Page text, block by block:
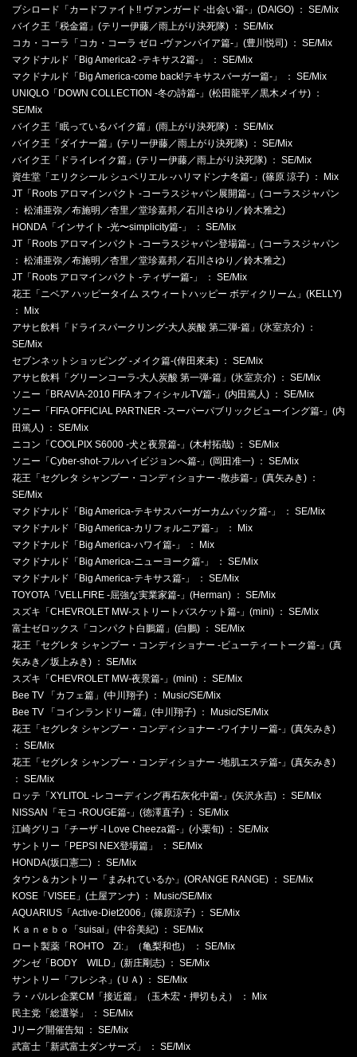
ブシロード「カードファイト!! ヴァンガード -出会い篇-」(DAIGO) ： SE/Mix
バイク王「税金篇」(テリー伊藤／雨上がり決死隊) ： SE/Mix
コカ・コーラ「コカ・コーラ ゼロ -ヴァンパイア篇-」(豊川悦司) ： SE/Mix
マクドナルド「Big America2 -テキサス2篇-」 ： SE/Mix
マクドナルド「Big America-come back!テキサスバーガー篇-」 ： SE/Mix
UNIQLO「DOWN COLLECTION -冬の詩篇-」(松田龍平／黒木メイサ) ：
SE/Mix
バイク王「眠っているバイク篇」(雨上がり決死隊) ： SE/Mix
バイク王「ダイナー篇」(テリー伊藤／雨上がり決死隊) ： SE/Mix
バイク王「ドライレイク篇」(テリー伊藤／雨上がり決死隊) ： SE/Mix
資生堂「エリクシール シュペリエル -ハリマドンナ冬篇-」(篠原 涼子) ： Mix
JT「Roots アロマインパクト -コーラスジャパン展開篇-」(コーラスジャパン
： 松浦亜弥／布施明／杏里／堂珍嘉邦／石川さゆり／鈴木雅之)
HONDA「インサイト -光〜simplicity篇-」 ： SE/Mix
JT「Roots アロマインパクト -コーラスジャパン登場篇-」(コーラスジャパン
： 松浦亜弥／布施明／杏里／堂珍嘉邦／石川さゆり／鈴木雅之)
JT「Roots アロマインパクト -ティザー篇-」 ： SE/Mix
花王「ニベア ハッピータイム スウィートハッピー ボディクリーム」(KELLY)
： Mix
アサヒ飲料「ドライスパークリング-大人炭酸 第二弾-篇」(氷室京介) ：
SE/Mix
セブンネットショッピング -メイク篇-(倖田來未) ： SE/Mix
アサヒ飲料「グリーンコーラ-大人炭酸 第一弾-篇」(氷室京介) ： SE/Mix
ソニー「BRAVIA-2010 FIFA オフィシャルTV篇-」(内田篤人) ： SE/Mix
ソニー「FIFA OFFICIAL PARTNER -スーパーパブリックビューイング篇-」(内
田篤人) ： SE/Mix
ニコン「COOLPIX S6000 -犬と夜景篇-」(木村拓哉) ： SE/Mix
ソニー「Cyber-shot-フルハイビジョンへ篇-」(岡田准一) ： SE/Mix
花王「セグレタ シャンプー・コンディショナー -散歩篇-」(真矢みき) ：
SE/Mix
マクドナルド「Big America-テキサスバーガーカムバック篇-」 ： SE/Mix
マクドナルド「Big America-カリフォルニア篇-」 ： Mix
マクドナルド「Big America-ハワイ篇-」 ： Mix
マクドナルド「Big America-ニューヨーク篇-」 ： SE/Mix
マクドナルド「Big America-テキサス篇-」 ： SE/Mix
TOYOTA「VELLFIRE -屈強な実業家篇-」(Herman) ： SE/Mix
スズキ「CHEVROLET MW-ストリートバスケット篇-」(mini) ： SE/Mix
富士ゼロックス「コンパクト白鵬篇」(白鵬) ： SE/Mix
花王「セグレタ シャンプー・コンディショナー -ビューティートーク篇-」(真
矢みき／坂上みき) ： SE/Mix
スズキ「CHEVROLET MW-夜景篇-」(mini) ： SE/Mix
Bee TV 「カフェ篇」(中川翔子) ： Music/SE/Mix
Bee TV 「コインランドリー篇」(中川翔子) ： Music/SE/Mix
花王「セグレタ シャンプー・コンディショナー -ワイナリー篇-」(真矢みき)
： SE/Mix
花王「セグレタ シャンプー・コンディショナー -地肌エステ篇-」(真矢みき)
： SE/Mix
ロッテ「XYLITOL -レコーディング再石灰化中篇-」(矢沢永吉) ： SE/Mix
NISSAN「モコ -ROUGE篇-」(徳澤直子) ： SE/Mix
江崎グリコ「チーザ -I Love Cheeza篇-」(小栗旬) ： SE/Mix
サントリー「PEPSI NEX登場篇」 ： SE/Mix
HONDA(坂口憲二) ： SE/Mix
タウン＆カントリー「まみれているか」(ORANGE RANGE) ： SE/Mix
KOSE「VISEE」(土屋アンナ) ： Music/SE/Mix
AQUARIUS「Active-Diet2006」(篠原涼子) ： SE/Mix
Ｋａｎｅｂｏ「suisai」(中谷美紀) ： SE/Mix
ロート製薬「ROHTO Zi:」（亀梨和也） ： SE/Mix
グンゼ「BODY WILD」(新庄剛志) ： SE/Mix
サントリー「フレシネ」(ＵＡ) ： SE/Mix
ラ・パルレ企業CM「接近篇」（玉木宏・押切もえ） ： Mix
民主党「総選挙」 ： SE/Mix
Jリーグ開催告知 ： SE/Mix
武富士「新武富士ダンサーズ」 ： SE/Mix